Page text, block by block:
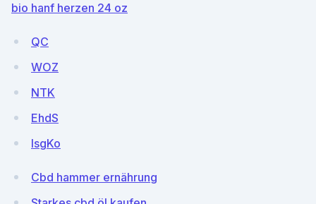
bio hanf herzen 24 oz
QC
WOZ
NTK
EhdS
lsgKo
Cbd hammer ernährung